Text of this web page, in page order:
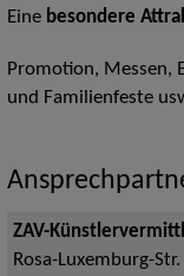
Eine besondere
Promotion, Messen,
und Familienfeste
ZAV-
Rosa-Luxemburg-